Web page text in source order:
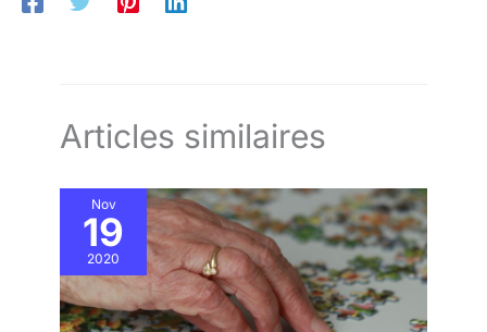
Articles similaires
Nov
19
2020